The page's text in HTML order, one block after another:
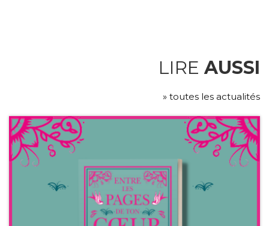
LIRE AUSSI
» toutes les actualités